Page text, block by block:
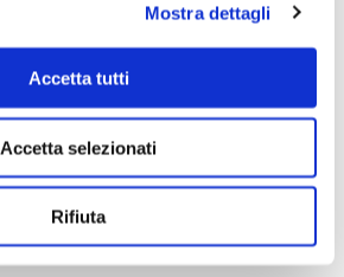
Mostra dettagli
Accetta tutti
Accetta selezionati
Rifiuta